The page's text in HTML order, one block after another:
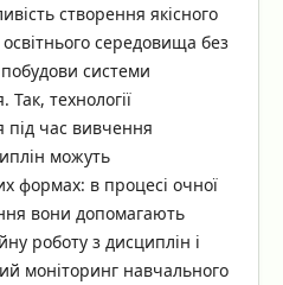
створення якісного
середовища без
системи
технології
під час вивчення
можуть
формах: в процесі очної
вони допомагають
роботу з дисциплін і
моніторинг навчального